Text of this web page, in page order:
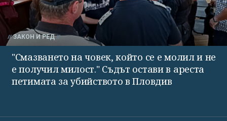
ЗАКОН И РЕД
"Смазването на човек, който се е молил и не
е получил милост." Съдът остави в ареста
петимата за убийството в Пловдив